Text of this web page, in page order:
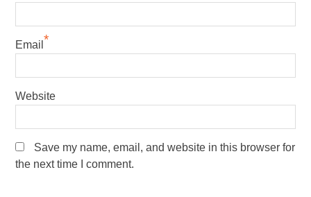
Email *
Website
Save my name, email, and website in this browser for
the next time I comment.